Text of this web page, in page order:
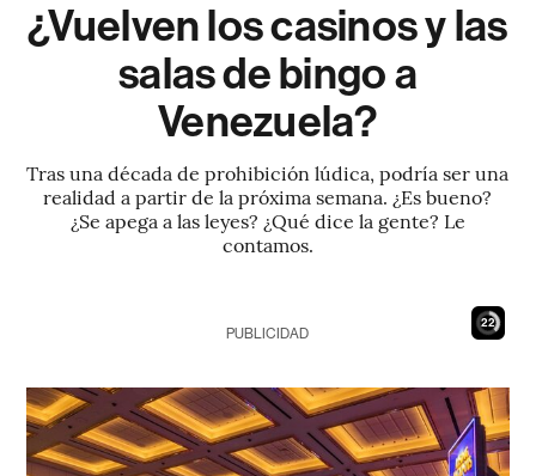
¿Vuelven los casinos y las
salas de bingo a
Venezuela?
Tras una década de prohibición lúdica, podría ser una
realidad a partir de la próxima semana. ¿Es bueno?
¿Se apega a las leyes? ¿Qué dice la gente? Le
contamos.
21
PUBLICIDAD